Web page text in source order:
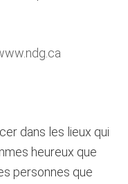
dans les lieux qui
heureux que
personnes que